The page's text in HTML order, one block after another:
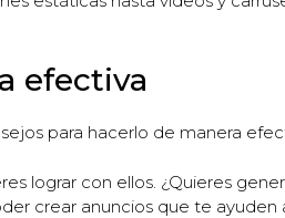
efectiva
para hacerlo de manera
lograr con ellos. ¿Quieres
crear anuncios que te ayuden